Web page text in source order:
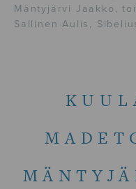
Mäntyjärvi Jaakko,
Sallinen Aulis,